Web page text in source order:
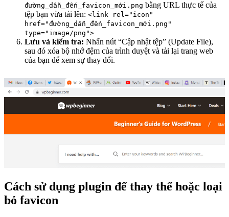
đường_dẫn_đến_favicon_mới.png bằng URL thực tế của
tệp bạn vừa tải lên: <link rel="icon"
href="đường_dẫn_đến_favicon_mới.png"
type="image/png">
Lưu và kiểm tra: Nhấn nút “Cập nhật tệp” (Update File),
sau đó xóa bộ nhớ đệm của trình duyệt và tải lại trang web
của bạn để xem sự thay đổi.
Cách sử dụng plugin để thay thế hoặc loại
bỏ favicon